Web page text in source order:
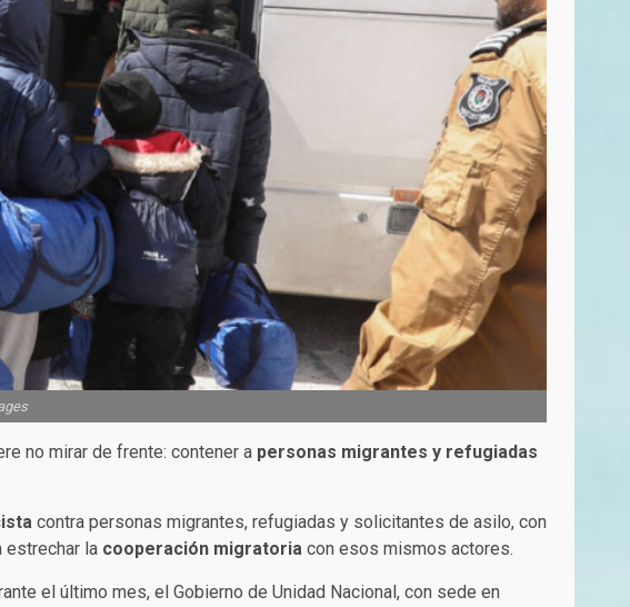
no mirar de frente: contener a personas migrantes y refugiadas
contra personas migrantes, refugiadas y solicitantes de asilo, con
estrechar la cooperación migratoria con esos mismos actores.
el último mes, el Gobierno de Unidad Nacional, con sede en